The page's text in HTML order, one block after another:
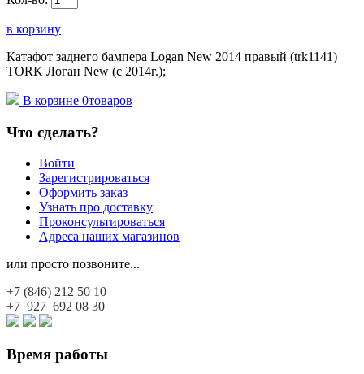
в корзину
Катафот заднего бампера Logan New 2014 правый (trk1141)
TORK Логан New (с 2014г.);
В корзине 0товаров
Что сделать?
Войти
Зарегистрироваться
Оформить заказ
Узнать про доставку
Проконсультироваться
Адреса наших магазинов
или просто позвоните...
+7 (846) 212 50 10
+7 927 692 08 30
Время работы